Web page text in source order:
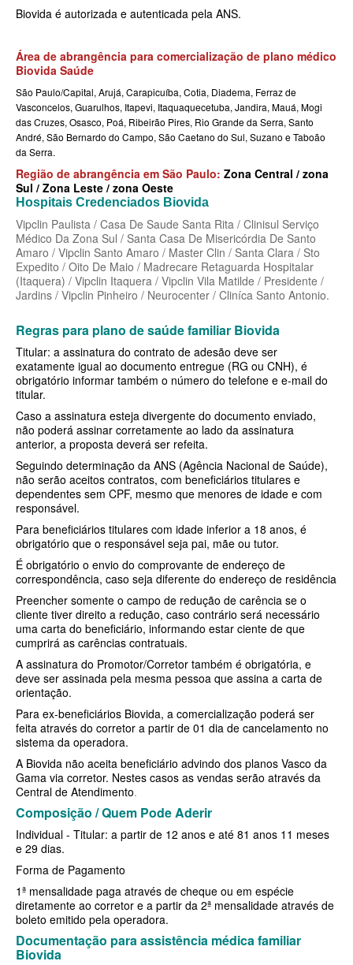
MEDICAL HEALTH PLANO DE SAÚDE EMPRESARIAL
NEXT SEISA PLANO DE SAÚDE EMPRESARIAL
NOTREDAME PLANO DE SAÚDE EMPRESARIAL
OMINT PLANO DE SAÚDE EMPRESARIAL
ONE HEALTH PLANO DE SAÚDE EMPRESARIAL
PLENA PLANO DE SAÚDE EMPRESARIAL
SAMED PLANO DE SAÚDE EMPRESARIAL
SANTA CASA DE MAUÁ PLANO DE SAÚDE EMPRESARIAL
SANTARIS PLANO DE SAÚDE EMPRESARIAL
SANTA HELENA PLANO DE SAÚDE EMPRESARIAL
SÃO CRISTOVÃO PLANO DE SAÚDE EMPRESARIAL
SÃO MIGUEL PLANO DE SAÚDE EMPRESARIAL
SISTEMAS PLANO DE SAÚDE EMPRESARIAL
SOMPO PLANO DE SAÚDE EMPRESARIAL
SULAMERICA PLANO DE SAÚDE EMPRESARIAL
TOTAL MEDCARE PLANO DE SAÚDE EMPRESARIAL
TRASMONTANO PLANO DE SAÚDE EMPRESARIAL
UNIHOSP PLANO DE SAÚDE EMPRESARIAL
UNIMED GUARULHOS PLANO DE SAÚDE EMPRESARIAL
ÚNICA PLANO DE SAÚDE EMPRESARIAL
PLANO DE SAÚDE INDIVIDUAL
BIO SAÚDE PLANO DE SAÚDE INDIVIDUAL
BIOVIDA PLANO DE SAÚDE INDIVIDUAL
BLUE MED PLANO DE SAÚDE INDIVIDUAL
CLASSES PLANO DE SAÚDE INDIVIDUAL
CUIDAR ME PLANO DE SAÚDE INDIVIDUAL
CRUZ AZUL PLANO DE SAÚDE INDIVIDUAL
GARANTIA GS PLANO INDIVIDUAL
GNDI PLANO DE SAÚDE INDIVIDUAL
INTERCLINICAS PLANO DE SAÚDE INDIVIDUAL
MEDICAL HEALTH PLANO DE SAÚDE INDIVIDUAL
MED TOUR PLANO DE SAÚDE INDIVIDUAL
PLENA PLANO DE SAÚDE INDIVIDUAL
QSAUDE PLANO DE SAÚDE INDIVIDUAL
SANTA HELENA PLANO DE SAÚDE INDIVIDUAL
SANTARIS PLANO DE SAÚDE INDIVIDUAL
SÃO CRISTOVÃO PLANO DE SAÚDE INDIVIDUAL
STA CASA MAUÁ PLANO DE SAÚDE INDIVIDUAL
TRASMONTANO PLANO DE SAÚDE INDIVIDUAL
ÚNICA PLANO DE SAÚDE INDIVIDUAL
Biovida é autorizada e autenticada pela ANS.
Área de abrangência para comercialização de plano médico
Biovida Saúde
São Paulo/Capital, Arujá, Carapicuíba, Cotia, Diadema, Ferraz de
Vasconcelos, Guarulhos, Itapevi, Itaquaquecetuba, Jandira, Mauá, Mogi
das Cruzes, Osasco, Poá, Ribeirão Pires, Rio Grande da Serra, Santo
André, São Bernardo do Campo, São Caetano do Sul, Suzano e Taboão
da Serra.
Região de abrangência em São Paulo: Zona Central / zona
Sul / Zona Leste / zona Oeste
Hospitais Credenciados Biovida
Vipclin Paulista / Casa De Saude Santa Rita / Clinisul Serviço
Médico Da Zona Sul / Santa Casa De Misericórdia De Santo
Amaro / Vipclin Santo Amaro / Master Clin / Santa Clara / Sto
Expedito / Oito De Maio / Madrecare Retaguarda Hospitalar
(Itaquera) / Vipclin Itaquera / Vipclin Vila Matilde / Presidente /
Jardins / Vipclin Pinheiro / Neurocenter / Cliníca Santo Antonio.
Regras para plano de saúde familiar Biovida
Titular: a assinatura do contrato de adesão deve ser
exatamente igual ao documento entregue (RG ou CNH), é
obrigatório informar também o número do telefone e e-mail do
titular.
Caso a assinatura esteja divergente do documento enviado,
não poderá assinar corretamente ao lado da assinatura
anterior, a proposta deverá ser refeita.
Seguindo determinação da ANS (Agência Nacional de Saúde),
não serão aceitos contratos, com beneficiários titulares e
dependentes sem CPF, mesmo que menores de idade e com
responsável.
Para beneficiários titulares com idade inferior a 18 anos, é
obrigatório que o responsável seja pai, mãe ou tutor.
É obrigatório o envio do comprovante de endereço de
correspondência, caso seja diferente do endereço de residência
Preencher somente o campo de redução de carência se o
cliente tiver direito a redução, caso contrário será necessário
uma carta do beneficiário, informando estar ciente de que
cumprirá as carências contratuais.
A assinatura do Promotor/Corretor também é obrigatória, e
deve ser assinada pela mesma pessoa que assina a carta de
orientação.
Para ex-beneficiários Biovida, a comercialização poderá ser
feita através do corretor a partir de 01 dia de cancelamento no
sistema da operadora.
A Biovida não aceita beneficiário advindo dos planos Vasco da
Gama via corretor. Nestes casos as vendas serão através da
Central de Atendimento.
Composição / Quem Pode Aderir
Individual - Titular: a partir de 12 anos e até 81 anos 11 meses
e 29 dias.
Forma de Pagamento
1ª mensalidade paga através de cheque ou em espécie
diretamente ao corretor e a partir da 2ª mensalidade através de
boleto emitido pela operadora.
Documentação para assistência médica familiar
Biovida